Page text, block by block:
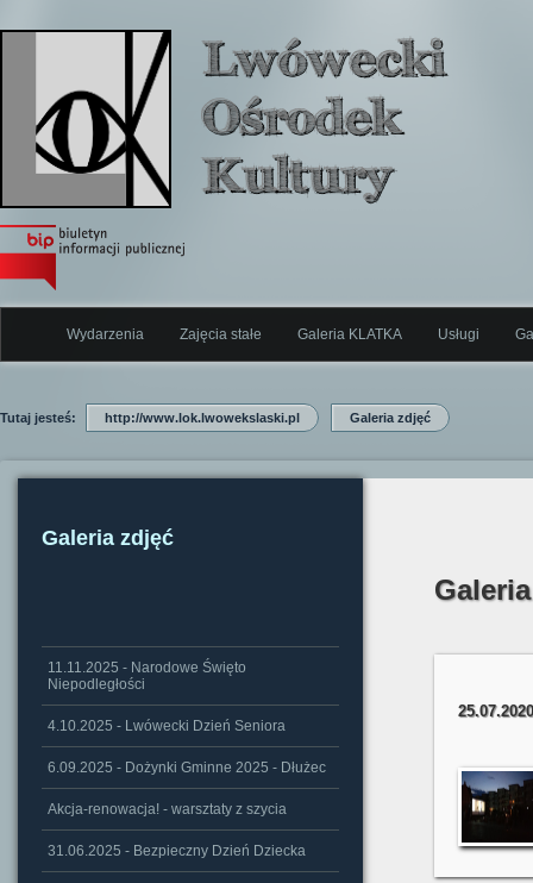
Wydarzenia Zajęcia stałe Galeria KLATKA Usługi
Tutaj jesteś: http://www.lok.lwowekslaski.pl Galeria zdjęć
Galeria zdjęć
11.11.2025 - Narodowe Święto
Niepodległości
4.10.2025 - Lwówecki Dzień Seniora
6.09.2025 - Dożynki Gminne 2025 - Dłużec
Akcja-renowacja! - warsztaty z szycia
31.06.2025 - Bezpieczny Dzień Dziecka